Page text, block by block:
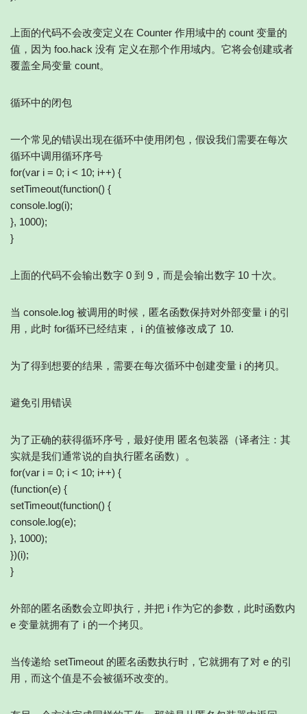
上面的代码不会改变定义在 Counter 作用域中的 count 变量的
值，因为 foo.hack 没有 定义在那个作用域内。它将会创建或者
覆盖全局变量 count。
循环中的闭包
一个常见的错误出现在循环中使用闭包，假设我们需要在每次
循环中调用循环序号
for(var i = 0; i < 10; i++) {
setTimeout(function() {
console.log(i);
}, 1000);
}
上面的代码不会输出数字 0 到 9，而是会输出数字 10 十次。
当 console.log 被调用的时候，匿名函数保持对外部变量 i 的引
用，此时 for循环已经结束， i 的值被修改成了 10.
为了得到想要的结果，需要在每次循环中创建变量 i 的拷贝。
避免引用错误
为了正确的获得循环序号，最好使用 匿名包装器（译者注：其
实就是我们通常说的自执行匿名函数）。
for(var i = 0; i < 10; i++) {
(function(e) {
setTimeout(function() {
console.log(e);
}, 1000);
})(i);
}
外部的匿名函数会立即执行，并把 i 作为它的参数，此时函数内
e 变量就拥有了 i 的一个拷贝。
当传递给 setTimeout 的匿名函数执行时，它就拥有了对 e 的引
用，而这个值是不会被循环改变的。